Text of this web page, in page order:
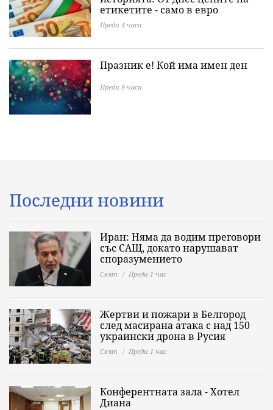
етикетите - само в евро
Преди 4 часа
Празник е! Кой има имен ден
Преди 9 часа
Последни новини
Иран: Няма да водим преговори
със САЩ, докато нарушават
споразумението
Свят Преди 1 час
Жертви и пожари в Белгород
след масирана атака с над 150
украински дрона в Русия
Свят Преди 1 час
Конферентната зала - Хотел
Диана